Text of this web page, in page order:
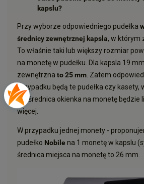
kapslu?
Przy wyborze odpowiedniego pudełka
średnicy zewnętrznej kapsla, w którym
To właśnie taki lub większy rozmiar
na monetę w pudełku. Dla kapsla 19
zewnętrzna to 25 mm . Zatem
przypadku będą te pudełka czy kasety,
lub średnica okienka na monetę będzie
więcej.
W przypadku jednej monety -
pudełko Nobile na 1 monetę w kapslu
średnica miejsca na monetę to 26 mm.